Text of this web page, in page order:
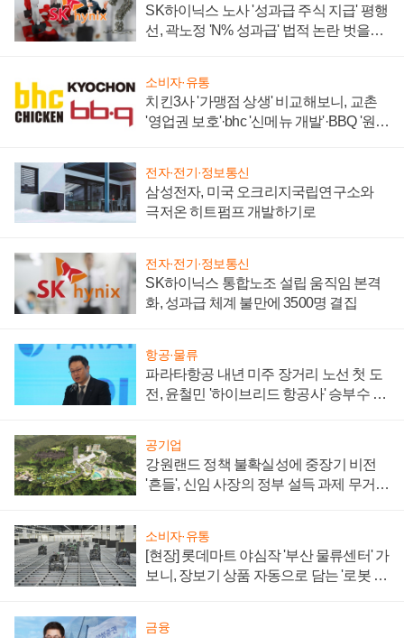
SK하이닉스 노사 '성과급 주식 지급' 평행
선, 곽노정 'N% 성과급' 법적 논란 벗을지
소비자·유통
치킨3사 '가맹점 상생' 비교해보니, 교촌
'영업권 보호'·bhc '신메뉴 개발'·BBQ '원가
전자·전기·정보통신
삼성전자, 미국 오크리지국립연구소와
극저온 히트펌프 개발하기로
전자·전기·정보통신
SK하이닉스 통합노조 설립 움직임 본격
화, 성과급 체계 불만에 3500명 결집
항공·물류
파라타항공 내년 미주 장거리 노선 첫 도
전, 윤철민 '하이브리드 항공사' 승부수 통
공기업
강원랜드 정책 불확실성에 중장기 비전
'흔들', 신임 사장의 정부 설득 과제 무거워
소비자·유통
[현장] 롯데마트 야심작 '부산 물류센터' 가
보니, 장보기 상품 자동으로 담는 '로봇 40
금융